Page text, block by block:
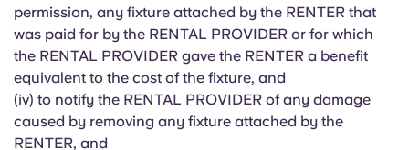
permission, any fixture attached by the RENTER that
was paid for by the RENTAL PROVIDER or for which
the RENTAL PROVIDER gave the RENTER a benefit
equivalent to the cost of the fixture, and
(iv) to notify the RENTAL PROVIDER of any damage
caused by removing any fixture attached by the
RENTER, and